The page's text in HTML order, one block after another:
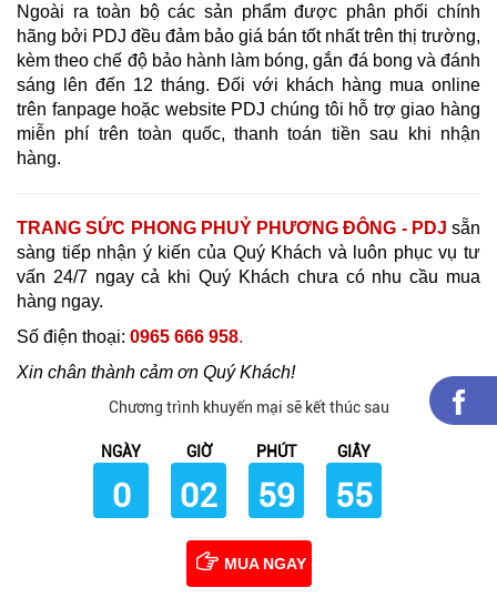
Ngoài ra toàn bộ các sản phẩm được phân phối chính
hãng bởi PDJ đều đảm bảo giá bán tốt nhất trên thị trường,
kèm theo chế độ bảo hành làm bóng, gắn đá bong và đánh
sáng lên đến 12 tháng. Đối với khách hàng mua online
trên fanpage hoặc website PDJ chúng tôi hỗ trợ giao hàng
miễn phí trên toàn quốc, thanh toán tiền sau khi nhận
hàng.
TRANG SỨC PHONG PHUỶ PHƯƠNG ĐÔNG - PDJ sẵn
sàng tiếp nhận ý kiến của Quý Khách và luôn phục vụ tư
vấn 24/7 ngay cả khi Quý Khách chưa có nhu cầu mua
hàng ngay.
Số điện thoại: 0965 666 958.
Xin chân thành cảm ơn Quý Khách!
Chương trình khuyến mại sẽ kết thúc sau
NGÀY
0
GIỜ
02
PHÚT
59
GIÂY
54
MUA NGAY